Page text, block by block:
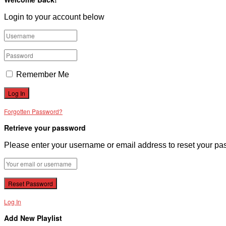
Login to your account below
Remember Me
Forgotten Password?
Retrieve your password
Please enter your username or email address to reset your
Log In
Add New Playlist